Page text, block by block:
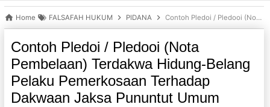
Home FALSAFAH HUKUM PIDANA Contoh Pledoi / Pledooi (Nota Pembelaan) Terdakwa Hidung-Belang Pelaku Pemerkosaan Terhadap Dakwaan Jaksa Pununtut Umum
Contoh Pledoi / Pledooi (Nota
Pembelaan) Terdakwa Hidung-Belang
Pelaku Pemerkosaan Terhadap
Dakwaan Jaksa Pununtut Umum